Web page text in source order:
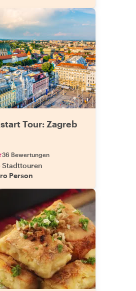
Tour: Zagreb
36 Bewertungen
Stadttouren
Person